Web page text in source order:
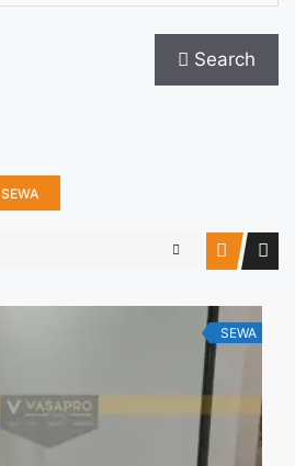
Search
SEWA
SEWA